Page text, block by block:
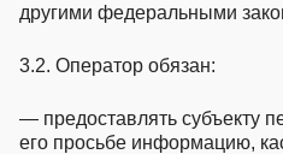
другими федеральными
3.2. Оператор обязан:
— предоставлять субъекту
его просьбе информацию,